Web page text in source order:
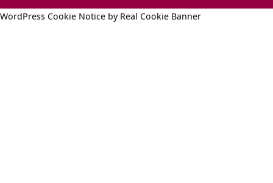
WordPress Cookie Notice by Real Cookie Banner